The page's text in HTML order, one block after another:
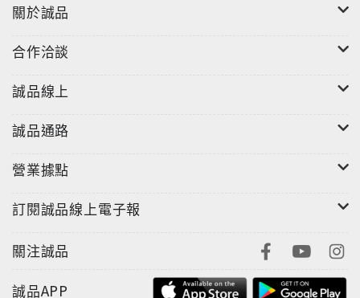
關於誠品
合作洽談
誠品線上
誠品通路
營業據點
訂閱誠品線上電子報
關注誠品
誠品APP